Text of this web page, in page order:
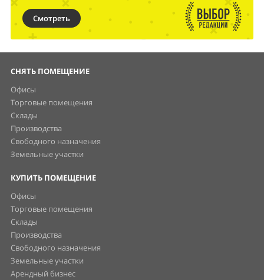
Смотреть
СНЯТЬ ПОМЕЩЕНИЕ
Офисы
Торговые помещения
Склады
Производства
Свободного назначения
Земельные участки
КУПИТЬ ПОМЕЩЕНИЕ
Офисы
Торговые помещения
Склады
Производства
Свободного назначения
Земельные участки
Арендный бизнес